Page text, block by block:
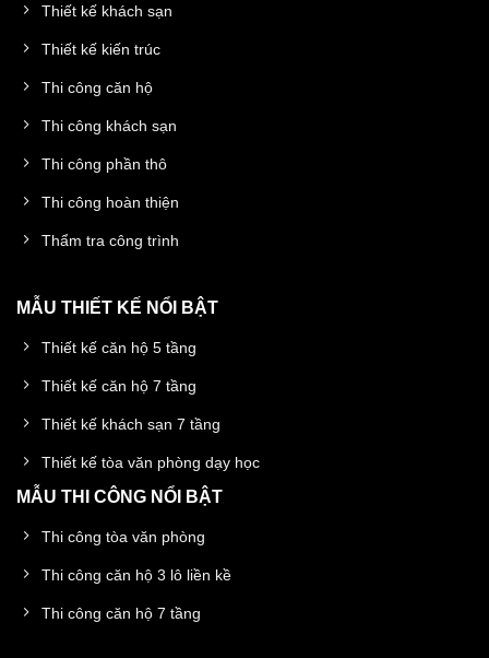
Thiết kế khách sạn
Thiết kế kiến trúc
Thi công căn hộ
Thi công khách sạn
Thi công phần thô
Thi công hoàn thiện
Thẩm tra công trình
MẪU THIẾT KẾ NỔI BẬT
Thiết kế căn hộ 5 tầng
Thiết kế căn hộ 7 tầng
Thiết kế khách sạn 7 tầng
Thiết kế tòa văn phòng dạy học
MẪU THI CÔNG NỔI BẬT
Thi công tòa văn phòng
Thi công căn hộ 3 lô liền kề
Thi công căn hộ 7 tầng